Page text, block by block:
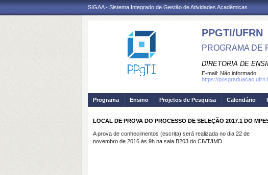
SIGAA - Sistema Integrado de Gestão de Atividades Acadêmicas
PPGTI/UFRN
PROGRAMA DE
DIRETORIA DE
E-mail: Não informado
https://
Programa Ensino Projetos de Pesquisa Calendário
LOCAL DE PROVA DO PROCESSO DE SELEÇÃO 2017.1 DO
A prova de conhecimentos (escrita) será realizada no dia 22 de
novembro de 2016 às 9h na sala B203 do CIVT/IMD.